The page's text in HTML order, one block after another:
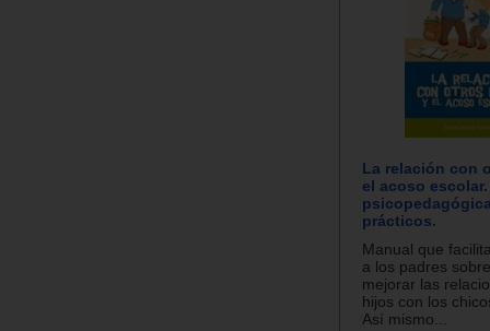
La relación con
el acoso
prácticos.
Manual que
a los padres
mejorar las
hijos con los
Así mismo...